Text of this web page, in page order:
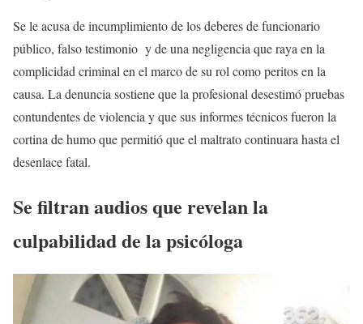
Se le acusa de incumplimiento de los deberes de funcionario
público, falso testimonio y de una negligencia que raya en la
complicidad criminal en el marco de su rol como peritos en la
causa. La denuncia sostiene que la profesional desestimó pruebas
contundentes de violencia y que sus informes técnicos fueron la
cortina de humo que permitió que el maltrato continuara hasta el
desenlace fatal.
Se filtran audios que revelan la
culpabilidad de la psicóloga